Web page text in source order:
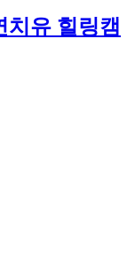
치유 힐링캠